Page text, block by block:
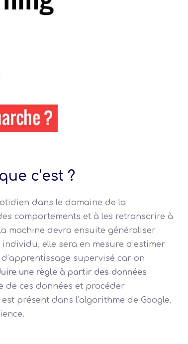
c’est ?
dans le domaine de la
comportements et à les retranscrire à
machine devra ensuite généraliser
elle sera en mesure d’estimer
supervisé car on
une règle à partir des données
de ces données et procéder
présent dans l’algorithme de Google.